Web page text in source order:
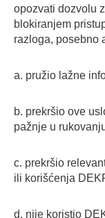
opozvati dozvolu
blokiranjem
razloga, posebno
a. pružio lažne
b. prekršio ove
pažnje u
c. prekršio
ili korišćenja
d. nije koristio